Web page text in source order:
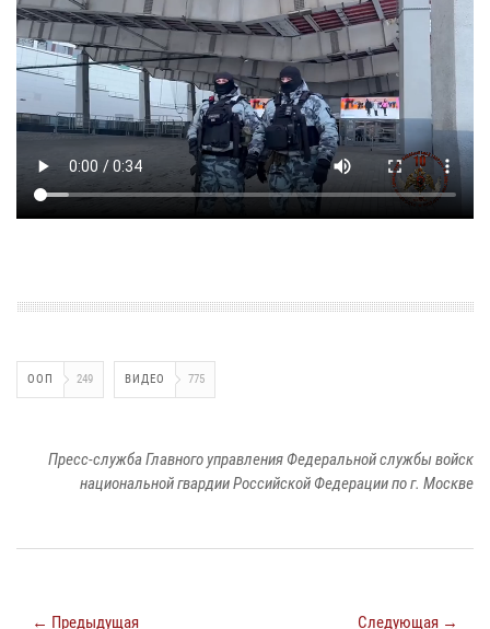
ООП 249 ВИДЕО 775
Пресс-служба Главного управления Федеральной службы войск
национальной гвардии Российской Федерации по г. Москве
← Предыдущая Следующая →